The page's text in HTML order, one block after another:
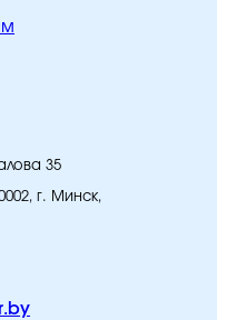
35
г. Минск,